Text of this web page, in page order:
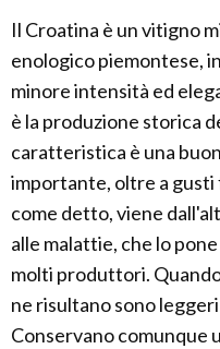
Il Croatina è un vitigno
enologico piemontese,
minore intensità ed
è la produzione storica
caratteristica è una
importante, oltre a
come detto, viene
alle malattie, che lo
molti produttori.
ne risultano sono
Conservano comunque